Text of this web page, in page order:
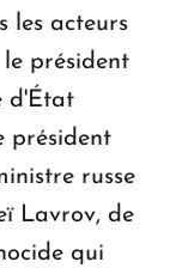
les acteurs
président
d'État
président
russe
Lavrov, de
qui